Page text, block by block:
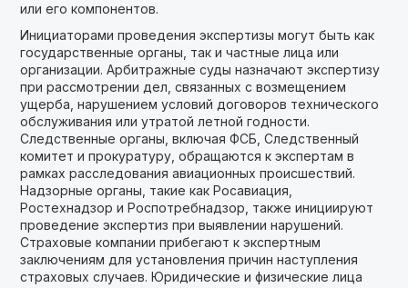
или его компонентов.
Инициаторами проведения экспертизы могут быть как
государственные органы, так и частные лица или
организации. Арбитражные суды назначают экспертизу
при рассмотрении дел, связанных с возмещением
ущерба, нарушением условий договоров технического
обслуживания или утратой летной годности.
Следственные органы, включая ФСБ, Следственный
комитет и прокуратуру, обращаются к экспертам в
рамках расследования авиационных происшествий.
Надзорные органы, такие как Росавиация,
Ростехнадзор и Роспотребнадзор, также инициируют
проведение экспертиз при выявлении нарушений.
Страховые компании прибегают к экспертным
заключениям для установления причин наступления
страховых случаев. Юридические и физические лица